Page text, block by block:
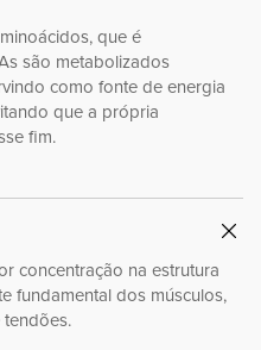
que é
são metabolizados
como fonte de energia
que a própria
fim.
concentração na estrutura
fundamental dos músculos,